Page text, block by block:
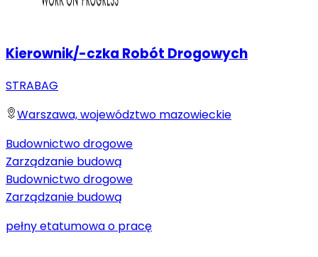
Kierownik/-czka Robót Drogowych
STRABAG
Warszawa, województwo mazowieckie
Budownictwo drogowe
Zarządzanie budową
Budownictwo drogowe
Zarządzanie budową
pełny etatumowa o pracę